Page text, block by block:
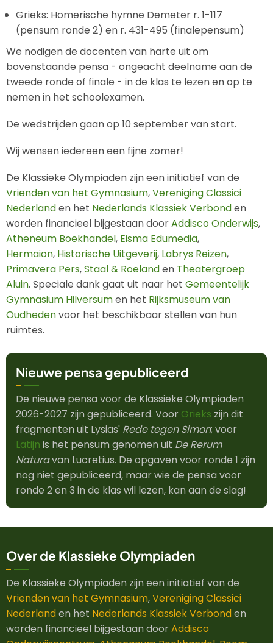
Grieks: Homerische hymne Demeter r. 1-117
(pensum ronde 2) en r. 431-495 (finalepensum)
We nodigen de docenten van harte uit om
bovenstaande pensa - ongeacht deelname aan de
tweede ronde of finale - in de klas te lezen en op te
nemen in het schoolexamen.
De wedstrijden gaan op 10 september van start.
Wij wensen iedereen een fijne zomer!
De Klassieke Olympiaden zijn een initiatief van de
Vrienden van het Gymnasium,Vereniging Classici
Nederlanden het Nederlands Klassiek Verbonden
worden financieel bijgestaan doorAddisco Onderwijs,
Atheneum Boekhandel, Eisma Edumedia,
Hermaion, Historische Uitgeverij, Labrys Reizen,
Primavera Pers,Staal & Roelanden Theatergroep
Aluin. Speciale dank gaat uit naar het Gemeentelijk
Gymnasium Hilversumen het Rijksmuseum van
Oudhedenvoor het beschikbaar stellen van hun
ruimtes.
Nieuwe pensa gepubliceerd
De nieuwe pensa voor de Klassieke Olympiaden
2026-2027 zijn gepubliceerd. Voor Grieks zijn dit
fragmenten uit Lysias' Rede tegen Simon; voor
Latijn is het pensum genomen uit De Rerum
Naturavan Lucretius. De opgaven voor ronde 1 zijn
nog niet gepubliceerd, maar wie de pensa voor
ronde 2 en 3 in de klas wil lezen, kan aan de slag!
Over de Klassieke Olympiaden
De Klassieke Olympiaden zijn een initiatief van de
Vrienden van het Gymnasium,Vereniging Classici
Nederlanden het Nederlands Klassiek Verbonden
worden financieel bijgestaan doorAddisco